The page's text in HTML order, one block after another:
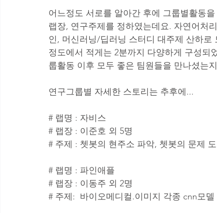
어느정도 서로를 알아간 후에 그룹별활동
랩장, 연구주제를 정하였는데요. 자연어처
인, 머신러닝/딥러닝 스터디 대주제 산하로
정도에서 적게는 2분까지 다양하게 구성되
룹활동 이후 모두 좋은 팀원들을 만나셨는
연구그룹별 자세한 스토리는 추후에...
# 랩명 : 자비스
# 랩장 : 이준호 외 5명
# 주제 : 쳇봇의 현주소 파악, 쳇봇의 문제
# 랩명 : 파인애플
# 랩장 : 이동주 외 2명
# 주제:  바이오메디컬.이미지 각종 cnn모델